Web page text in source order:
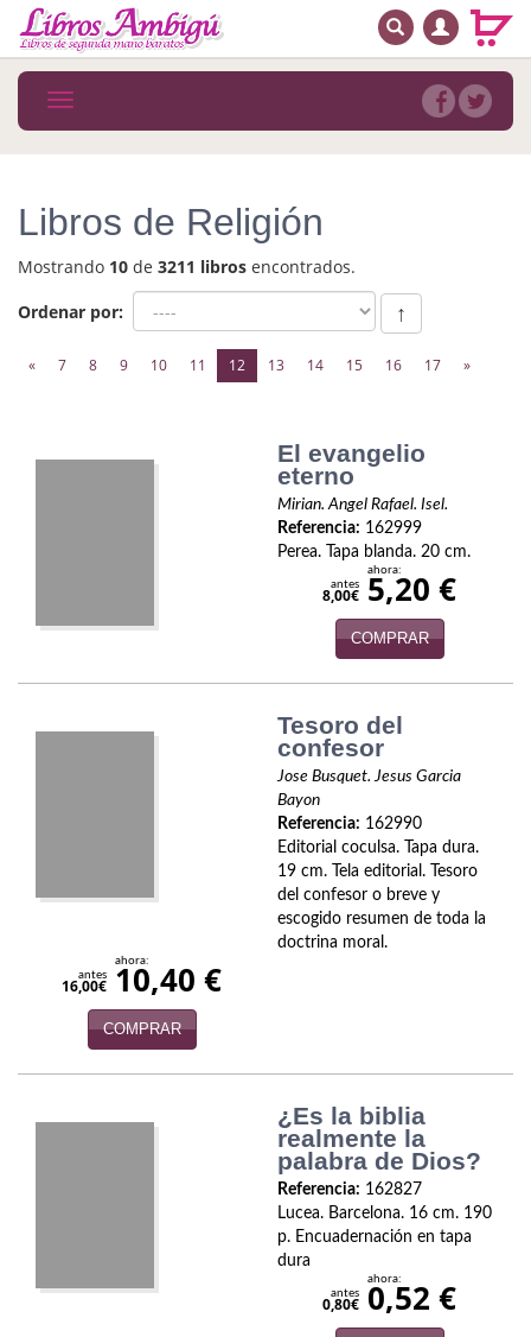
MENÚ PRINCIPAL
Novedades
MATERIAS
Astrología. Ocultismo
Autoayuda. Conocimiento personal
Cocina
Cómic
Divulgación científica
BUSCAR
Toggle
navigation
Libros de Religión
Mostrando 10 de 3211 libros encontrados.
Ordenar por:
↑
« 7 8 9 10 11 12 (current)
13 14 15 16 17 »
El evangelio
eterno
Mirian. Angel Rafael. Isel.
Referencia: 162999
Perea. Tapa blanda. 20 cm.
antes
8,00€
ahora:
5,20 €
COMPRAR
Tesoro del
confesor
Jose Busquet. Jesus Garcia
Bayon
Referencia: 162990
Editorial coculsa. Tapa dura.
19 cm. Tela editorial. Tesoro
del confesor o breve y
escogido resumen de toda la
doctrina moral.
antes
16,00€
ahora:
10,40 €
COMPRAR
¿Es la biblia
realmente la
palabra de Dios?
Referencia: 162827
Lucea. Barcelona. 16 cm. 190
p. Encuadernación en tapa
dura
antes
0,80€
ahora:
0,52 €